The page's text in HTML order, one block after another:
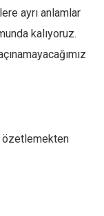
ayrı anlamlar
kalıyoruz.